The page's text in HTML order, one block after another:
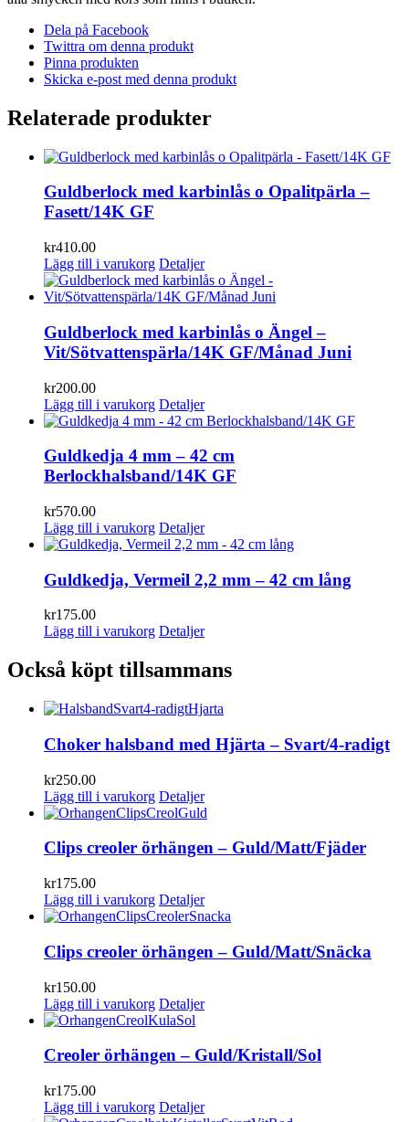
Dela på Facebook
Twittra om denna produkt
Pinna produkten
Skicka e-post med denna produkt
Relaterade produkter
Guldberlock med karbinlås o Opalitpärla –
Fasett/14K GF
kr410.00
Lägg till i varukorg Detaljer
Guldberlock med karbinlås o Ängel –
Vit/Sötvattenspärla/14K GF/Månad Juni
kr200.00
Lägg till i varukorg Detaljer
Guldkedja 4 mm – 42 cm
Berlockhalsband/14K GF
kr570.00
Lägg till i varukorg Detaljer
Guldkedja, Vermeil 2,2 mm – 42 cm lång
kr175.00
Lägg till i varukorg Detaljer
Också köpt tillsammans
Choker halsband med Hjärta – Svart/4-radigt
kr250.00
Lägg till i varukorg Detaljer
Clips creoler örhängen – Guld/Matt/Fjäder
kr175.00
Lägg till i varukorg Detaljer
Clips creoler örhängen – Guld/Matt/Snäcka
kr150.00
Lägg till i varukorg Detaljer
Creoler örhängen – Guld/Kristall/Sol
kr175.00
Lägg till i varukorg Detaljer